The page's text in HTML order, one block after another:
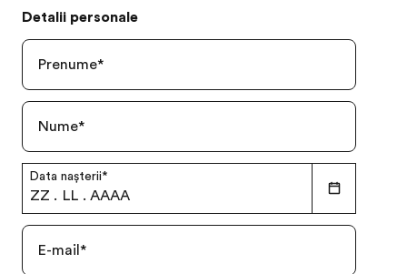
Detalii personale
Prenume*
Nume*
Data nașterii*
ZZ . LL . AAAA
E-mail *